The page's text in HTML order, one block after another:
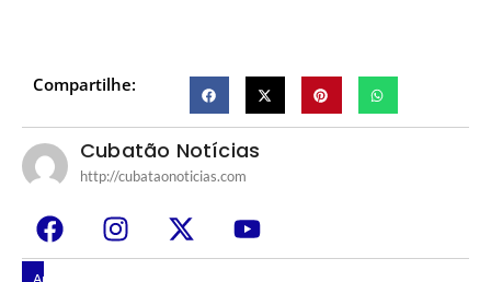
Compartilhe:
Cubatão Notícias
http://cubataonoticias.com